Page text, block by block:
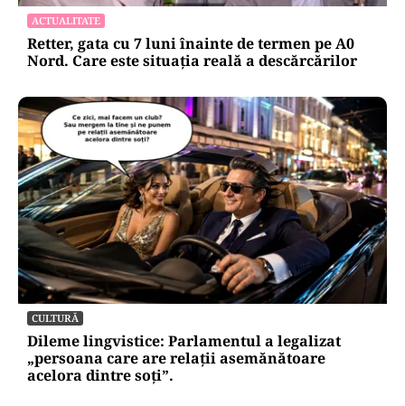
ACTUALITATE
Retter, gata cu 7 luni înainte de termen pe A0
Nord. Care este situația reală a descărcărilor
CULTURĂ
Dileme lingvistice: Parlamentul a legalizat
„persoana care are relații asemănătoare
acelora dintre soți”.